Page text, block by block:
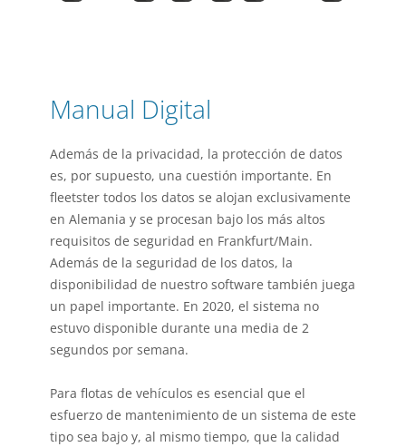
Manual Digital
Además de la privacidad, la protección de datos
es, por supuesto, una cuestión importante. En
fleetster todos los datos se alojan exclusivamente
en Alemania y se procesan bajo los más altos
requisitos de seguridad en Frankfurt/Main.
Además de la seguridad de los datos, la
disponibilidad de nuestro software también juega
un papel importante. En 2020, el sistema no
estuvo disponible durante una media de 2
segundos por semana.
Para flotas de vehículos es esencial que el
esfuerzo de mantenimiento de un sistema de este
tipo sea bajo y, al mismo tiempo, que la calidad